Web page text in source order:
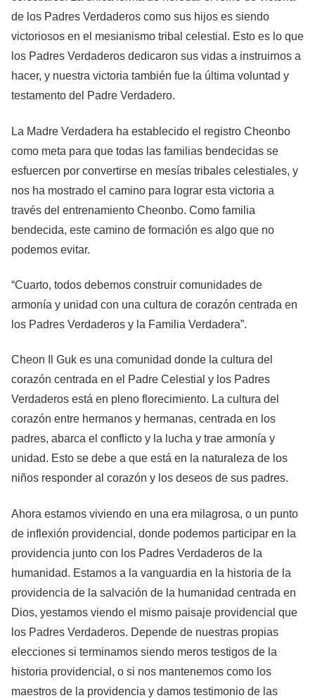
de los Padres Verdaderos como sus hijos es siendo
victoriosos en el mesianismo tribal celestial. Esto es lo que
los Padres Verdaderos dedicaron sus vidas a instruirnos a
hacer, y nuestra victoria también fue la última voluntad y
testamento del Padre Verdadero.
La Madre Verdadera ha establecido el registro Cheonbo
como meta para que todas las familias bendecidas se
esfuercen por convertirse en mesías tribales celestiales, y
nos ha mostrado el camino para lograr esta victoria a
través del entrenamiento Cheonbo. Como familia
bendecida, este camino de formación es algo que no
podemos evitar.
“Cuarto, todos debemos construir comunidades de
armonía y unidad con una cultura de corazón centrada en
los Padres Verdaderos y la Familia Verdadera”.
Cheon Il Guk es una comunidad donde la cultura del
corazón centrada en el Padre Celestial y los Padres
Verdaderos está en pleno florecimiento. La cultura del
corazón entre hermanos y hermanas, centrada en los
padres, abarca el conflicto y la lucha y trae armonía y
unidad. Esto se debe a que está en la naturaleza de los
niños responder al corazón y los deseos de sus padres.
Ahora estamos viviendo en una era milagrosa, o un punto
de inflexión providencial, donde podemos participar en la
providencia junto con los Padres Verdaderos de la
humanidad. Estamos a la vanguardia en la historia de la
providencia de la salvación de la humanidad centrada en
Dios, yestamos viendo el mismo paisaje providencial que
los Padres Verdaderos. Depende de nuestras propias
elecciones si terminamos siendo meros testigos de la
historia providencial, o si nos mantenemos como los
maestros de la providencia y damos testimonio de las